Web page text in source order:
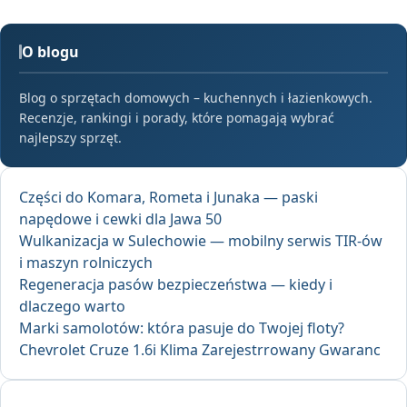
O blogu
Blog o sprzętach domowych – kuchennych i łazienkowych.
Recenzje, rankingi i porady, które pomagają wybrać
najlepszy sprzęt.
Części do Komara, Rometa i Junaka — paski
napędowe i cewki dla Jawa 50
Wulkanizacja w Sulechowie — mobilny serwis TIR-ów
i maszyn rolniczych
Regeneracja pasów bezpieczeństwa — kiedy i
dlaczego warto
Marki samolotów: która pasuje do Twojej floty?
Chevrolet Cruze 1.6i Klima Zarejestrrowany Gwaranc